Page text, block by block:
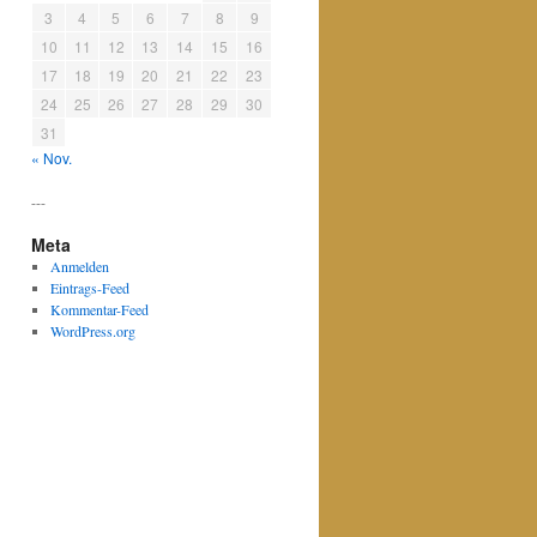
3
4 5 6 7 8
9
10
11 12 13 14 15
16
17
18 19 20 21 22
23
24
25 26 27 28 29
30
31
« Nov.
---
Meta
Anmelden
Eintrags-Feed
Kommentar-Feed
WordPress.org